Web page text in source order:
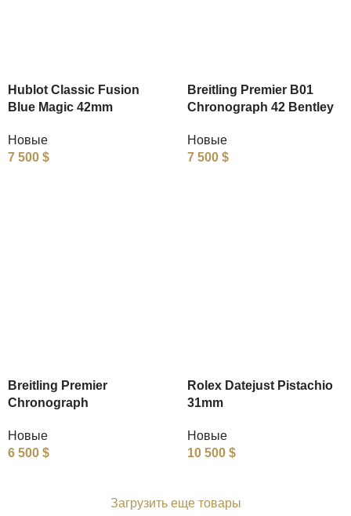
Hublot Classic Fusion
Blue Magic 42mm
Новые
7 500 $
Breitling Premier B01
Chronograph 42 Bentley
Новые
7 500 $
Breitling Premier
Chronograph
Новые
6 500 $
Rolex Datejust Pistachio
31mm
Новые
10 500 $
Загрузить еще товары